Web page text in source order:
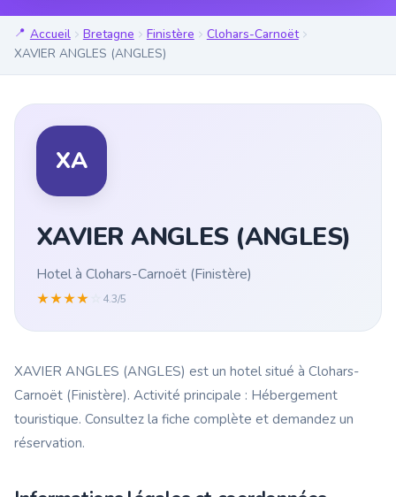
Accueil Bretagne Finistère
Clohars-Carnoët
XAVIER ANGLES (ANGLES)
XA
XAVIER ANGLES (ANGLES)
Hotel à Clohars-Carnoët (Finistère)
★★★★ 4.3/5
XAVIER ANGLES (ANGLES) est un hotel situé à Clohars-
Carnoët (Finistère). Activité principale : Hébergement
touristique. Consultez la fiche complète et demandez un
réservation.